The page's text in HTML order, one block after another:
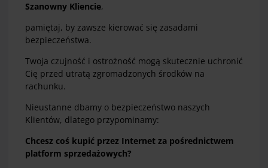
Szanowny Kliencie,
pamiętaj, by zawsze kierować się zasadami
bezpieczeństwa.
Twoja czujność i ostrożność mogą skutecznie uchronić
Cię przed utratą zgromadzonych środków na
rachunku.
Nieustanne dbamy o bezpieczeństwo naszych
Klientów, dlatego przypominamy:
Chcesz coś kupić przez Internet za pośrednictwem
platform sprzedażowych?